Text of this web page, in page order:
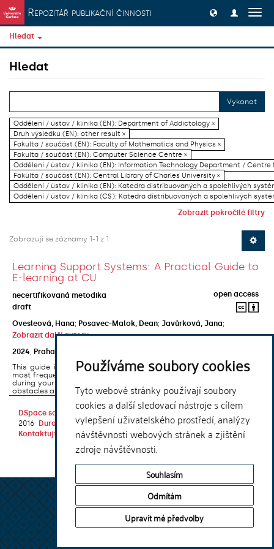
Používáme soubory cookies
Tyto webové stránky používají soubory
cookies a další sledovací nástroje s cílem
vylepšení uživatelského prostředí, analýzy
návštěvnosti webových stránek a zjištění
zdroje návštěvnosti.
Souhlasím
Odmítám
Upravit mé předvolby
Přeskočit na obsah
Repozitář publikační činnosti
Hledat
Hledat
Vykonat
Oddělení / ústav / klinika (EN): Department of Addictology ×
Druh výsledku (EN): other result ×
Fakulta / součást (EN): Faculty of Mathematics and Physics ×
Fakulta / součást (EN): Computer Science Centre ×
Oddělení / ústav / klinika (EN): Information Technology Department / Centre
Fakulta / součást (EN): Central Library of Charles University ×
Oddělení / ústav / klinika (EN): Katedra distribuovaných a spolehlivých
Oddělení / ústav / klinika (CS): Katedra distribuovaných a spolehlivých
Zobrazit pokročilé filtry
Zobrazují se záznamy 1-1 z 1
Learning Support Systems: A Practical Guide to
E-learning at CU
necertifikovaná metodika
open access
draft
Ovesleová, Hana; Posavec-Malok, Dean; Javůrková, Jana;
Zobrazit další autory
2024
Praha
This guide introduces the e-learning support tools that are used
most frequently at Charles University and that you may encounter
during your studies. It will also help you to avoid the most common
obstacles associated ...
DSpace software
2016
DuraSpace
Kontaktujte nás |Vyjádření názoru
Theme by